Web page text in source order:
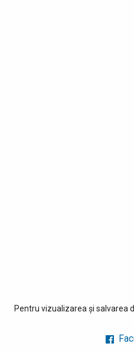
Pentru vizualizarea și salvarea